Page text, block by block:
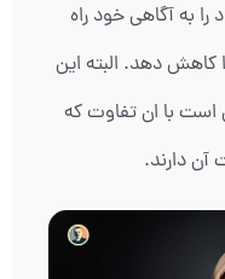
را به آگاهی خود راه
کاهش دهد. البته این
است با ان تفاوت که
آن دارند.